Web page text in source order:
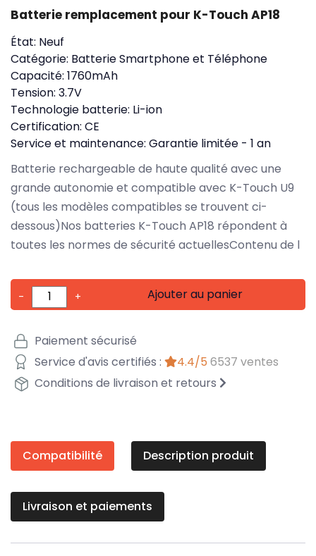
Batterie remplacement pour K-Touch AP18
État: Neuf
Catégorie: Batterie Smartphone et Téléphone
Capacité: 1760mAh
Tension: 3.7V
Technologie batterie: Li-ion
Certification: CE
Service et maintenance: Garantie limitée - 1 an
Batterie rechargeable de haute qualité avec une
grande autonomie et compatible avec K-Touch U9
(tous les modèles compatibles se trouvent ci-
dessous)Nos batteries K-Touch AP18 répondent à
toutes les normes de sécurité actuellesContenu de l
- + Ajouter au panier
Paiement sécurisé
Service d'avis certifiés :
4.4/5 6537 ventes
Conditions de livraison et retours
Compatibilité Description produit
Livraison et paiements